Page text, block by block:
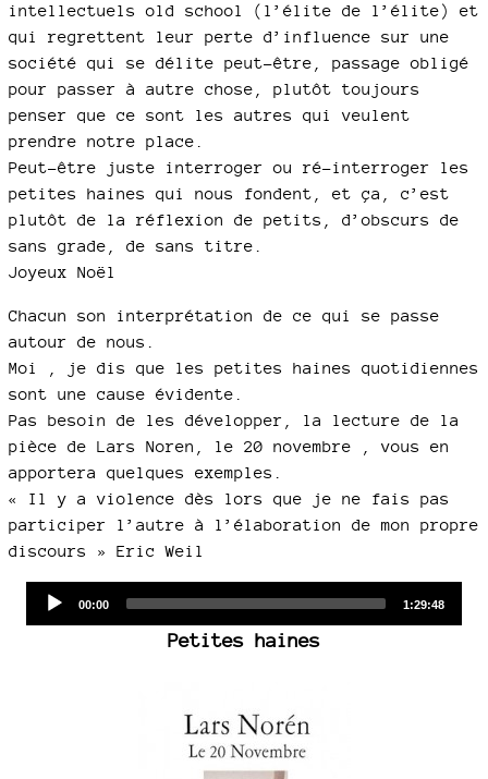
intellectuels old school (l’élite de l’élite) et
qui regrettent leur perte d’influence sur une
société qui se délite peut-être, passage obligé
pour passer à autre chose, plutôt toujours
penser que ce sont les autres qui veulent
prendre notre place.
Peut-être juste interroger ou ré-interroger les
petites haines qui nous fondent, et ça, c’est
plutôt de la réflexion de petits, d’obscurs de
sans grade, de sans titre.
Joyeux Noël
Chacun son interprétation de ce qui se passe
autour de nous.
Moi , je dis que les petites haines quotidiennes
sont une cause évidente.
Pas besoin de les développer, la lecture de la
pièce de Lars Noren, le 20 novembre , vous en
apportera quelques exemples.
« Il y a violence dès lors que je ne fais pas
participer l’autre à l’élaboration de mon propre
discours » Eric Weil
Current
00:00
Total
1:29:48
Petites haines